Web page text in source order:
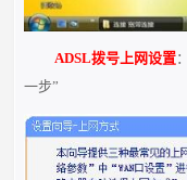
ADSL拨号上网设置
一步”